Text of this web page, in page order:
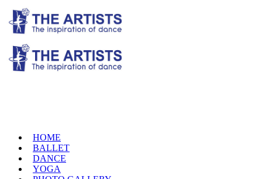
HOME
BALLET
DANCE
YOGA